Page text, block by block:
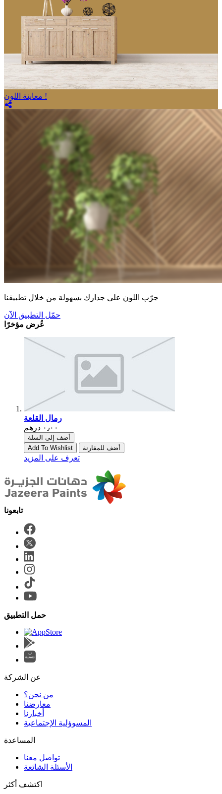
معاينة اللون !
جرّب اللون على جدارك بسهولة من خلال تطبيقنا
حمّل التطبيق الآن
عُرض مؤخرًا
رمال القلعة
أضف إلى السلة
Add To Wishlist
أضف للمقارنة
تعرف على المزيد
حمل التطبيق
عن الشركة
من نحن؟
المسوؤلية الإجتماعية
تواصل معنا
الأسئلة الشائعة
اكتشف أكثر